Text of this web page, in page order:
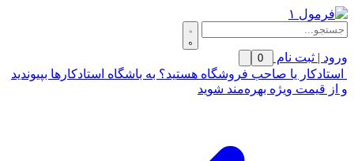
ورود | ثبت نام 0
استادکار یا صاحب فروشگاه هستید؟ به باشگاه استادکارها بپیوندید
و از قیمت ویژه بهره‌مند شوید